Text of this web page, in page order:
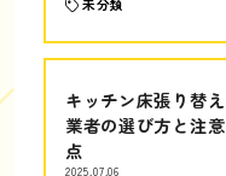
未分類
キッチン床張り替え
業者の選び方と注意
点
2025.07.06